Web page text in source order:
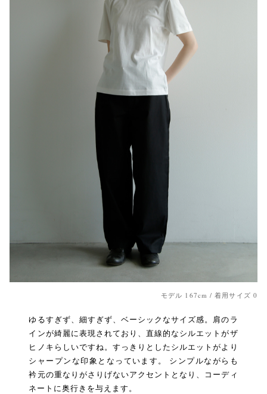
モデル 167cm / 着用サイズ 0
ゆるすぎず、細すぎず、ベーシックなサイズ感。肩のラ
インが綺麗に表現されており、直線的なシルエットがザ
ヒノキらしいですね。すっきりとしたシルエットがより
シャープンな印象となっています。 シンプルながらも
衿元の重なりがさりげないアクセントとなり、コーディ
ネートに奥行きを与えます。